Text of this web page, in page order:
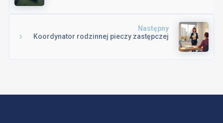
Następny
Koordynator rodzinnej pieczy zastępczej